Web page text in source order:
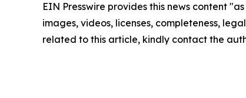
EIN Presswire provides this news content
images, videos, licenses, completeness,
related to this article, kindly contact the